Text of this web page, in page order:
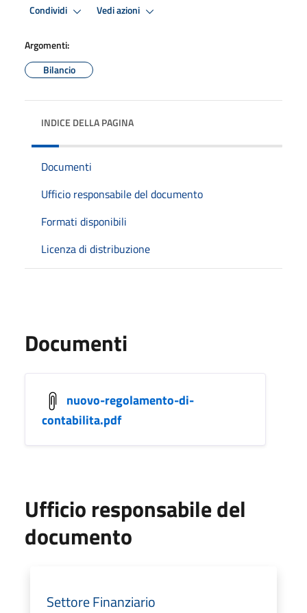
Condividi Vedi azioni
Argomenti:
Bilancio
INDICE DELLA PAGINA
Documenti
Ufficio responsabile del documento
Formati disponibili
Licenza di distribuzione
Documenti
nuovo-regolamento-di-
contabilita.pdf
Ufficio responsabile del
documento
Settore Finanziario